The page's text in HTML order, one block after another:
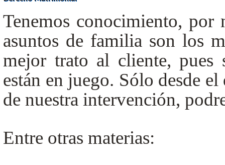
Tenemos conocimiento, por
asuntos de familia son los
mejor trato al cliente, pues
están en juego. Sólo desde
de nuestra intervención,
Entre otras materias: